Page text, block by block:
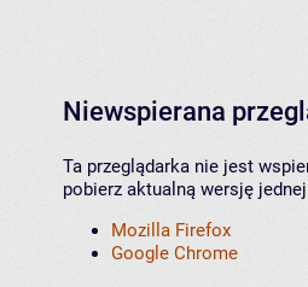
Niewspierana
Ta przeglądarka nie jest
pobierz aktualną wersję
Mozilla Firefox
Google Chrome